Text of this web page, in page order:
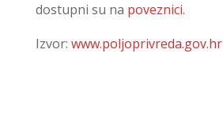
dostupni su na poveznici.
Izvor: www.poljoprivreda.gov.hr